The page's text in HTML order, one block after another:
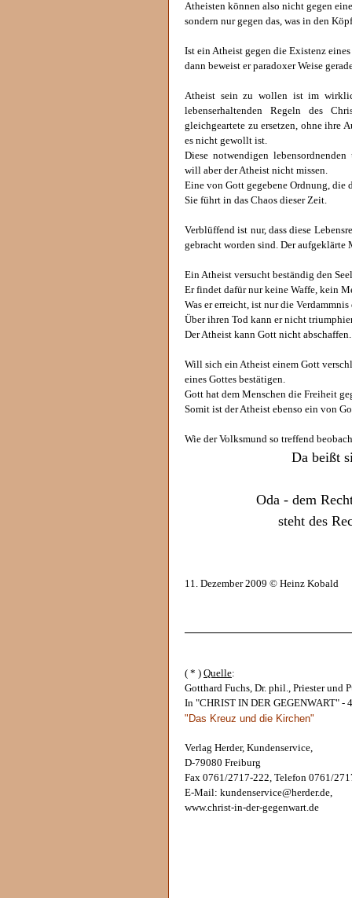
Atheisten können also nicht gegen
sondern nur gegen das, was in den
Ist ein Atheist gegen die Existenz eines
dann beweist er paradoxer Weise
Atheist sein zu wollen ist im
lebenserhaltenden Regeln des
gleichgeartete zu ersetzen, ohne ihre
es nicht gewollt ist.
Diese notwendigen
will aber der Atheist nicht missen.
Eine von Gott gegebene Ordnung, die
Sie führt in das Chaos dieser Zeit.
Verblüffend ist nur, dass diese
gebracht worden sind. Der aufgeklärte
Ein Atheist versucht beständig den
Er findet dafür nur keine Waffe, kein
Was er erreicht, ist nur die Verdammnis
Über ihren Tod kann er nicht
Der Atheist kann Gott nicht
Will sich ein Atheist einem Gott
eines Gottes bestätigen.
Gott hat dem Menschen die Freiheit
Somit ist der Atheist ebenso ein von
Wie der Volksmund so treffend
Da beißt
Oda - dem
steht des
11. Dezember 2009 © Heinz Kobald
( * ) Quelle:
Gotthard Fuchs, Dr. phil., Priester und
In "CHRIST IN DER GEGENWART" -
"Das Kreuz und die Kirchen"
Verlag Herder, Kundenservice,
D-79080 Freiburg
Fax 0761/2717-222, Telefon 0761/
E-Mail: kundenservice@herder.de,
www.christ-in-der-gegenwart.de